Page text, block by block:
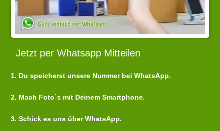
Jetzt per Whatsapp Mitteilen
1. Du speicherst unsere Nummer bei WhatsApp.
2. Mach Foto´s mit Deinem Smartphone.
3. Schick es uns über WhatsApp.